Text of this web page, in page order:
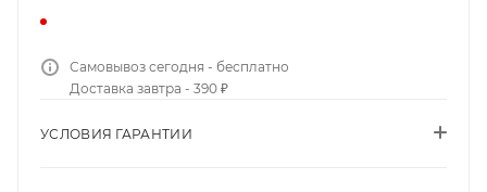
Самовывоз сегодня - бесплатно
Доставка завтра - 390 ₽
УСЛОВИЯ ГАРАНТИИ